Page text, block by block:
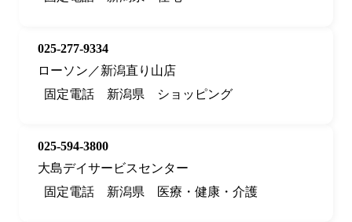
025-277-9334
ローソン／新潟直り山店
固定電話
新潟県 ショッピング
025-594-3800
大島デイサービスセンター
固定電話
新潟県 医療・健康・介護